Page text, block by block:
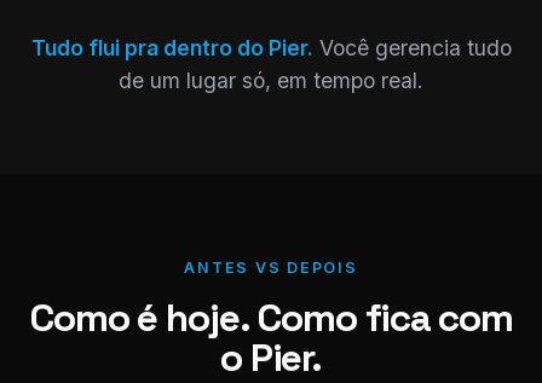
Tudo flui pra dentro do Pier. Você gerencia tudo
de um lugar só, em tempo real.
ANTES VS DEPOIS
Como é hoje. Como fica com
o Pier.